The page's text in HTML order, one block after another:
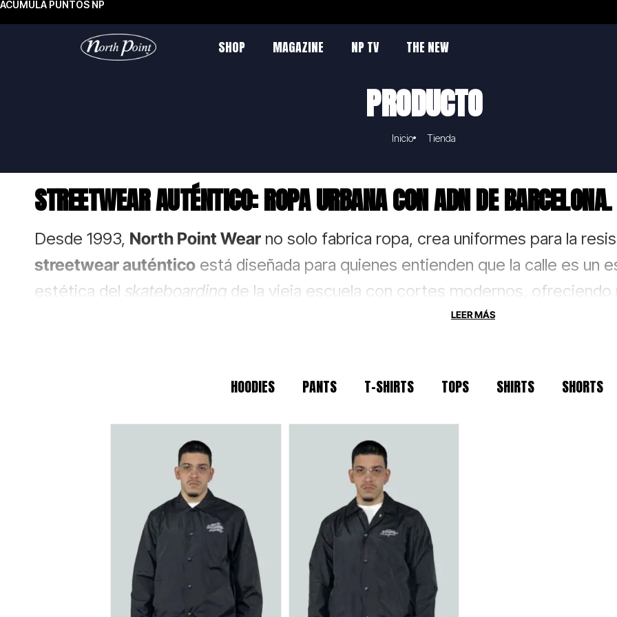
ACUMULA PUNTOS NP
SHOP MAGAZINE NP TV THE NEW
PRODUCTO
Inicio Tienda
STREETWEAR AUTÉNTICO: ROPA URBANA CON ADN DE BARCELONA.
Desde 1993, North Point Wear no solo fabrica ropa, crea uniformes para la
streetwear auténtico está diseñada para quienes entienden que la calle es un
estética del skateboarding de la vieja escuela con cortes modernos,
garantizan que cada camiseta o sudadera mantenga su forma tras cada sesión.
workwear) reinterpretada para la escena actual, North Point es tu
ESPECIFICACIONES DE IDENTIDAD
Tejidos Heavyweight:
Materiales técnicos y naturales seleccionados por
Producción Local:
Diseñado en Barcelona bajo principios de moda ética y
HOODIES PANTS T-SHIRTS TOPS SHIRTS SHORTS